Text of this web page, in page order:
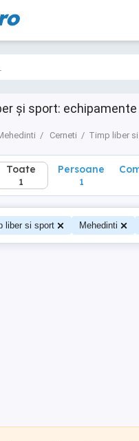
și sport:
Cerneti Timp liber
Toate
1
Toate
1
Persoane
1
liber si sport Mehedinti